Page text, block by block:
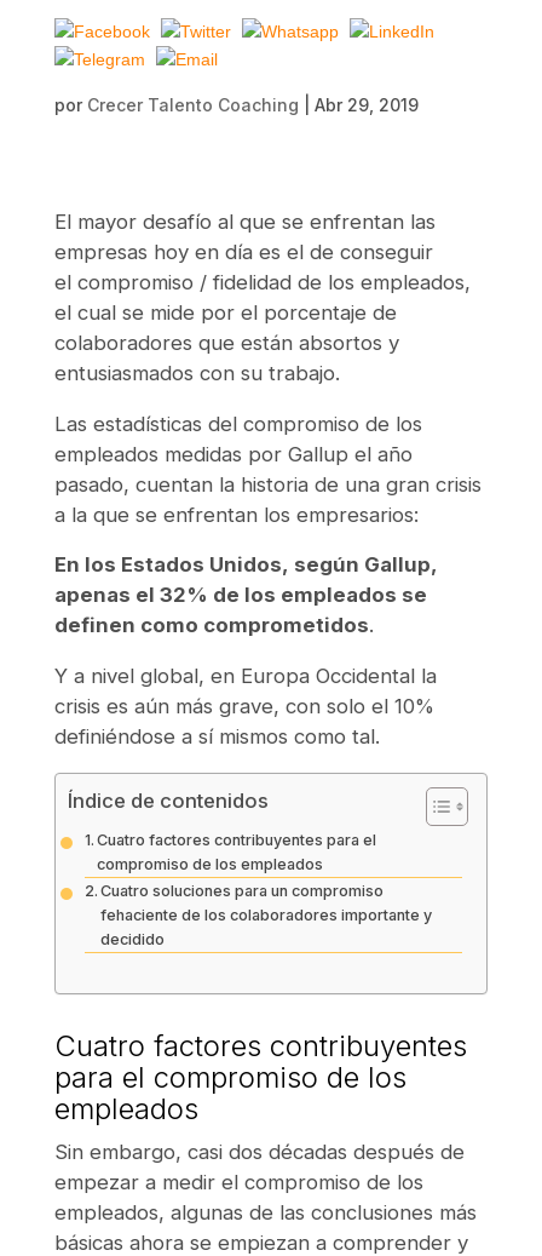
por Crecer Talento Coaching Abr 29, 2019
El mayor desafío al que se enfrentan las
empresas hoy en día es el de conseguir
el compromiso / fidelidad de los empleados,
el cual se mide por el porcentaje de
colaboradores que están absortos y
entusiasmados con su trabajo.
Las estadísticas del compromiso de los
empleados medidas por Gallup el año
pasado, cuentan la historia de una gran crisis
a la que se enfrentan los empresarios:
En los Estados Unidos, según Gallup,
apenas el 32% de los empleados se
definen como comprometidos.
Y a nivel global, en Europa Occidental la
crisis es aún más grave, con solo el 10%
definiéndose a sí mismos como tal.
Índice de contenidos
Cuatro factores contribuyentes para el
compromiso de los empleados
Cuatro soluciones para un compromiso
fehaciente de los colaboradores importante y
decidido
Cuatro factores contribuyentes
para el compromiso de los
empleados
Sin embargo, casi dos décadas después de
empezar a medir el compromiso de los
empleados, algunas de las conclusiones más
básicas ahora se empiezan a comprender y